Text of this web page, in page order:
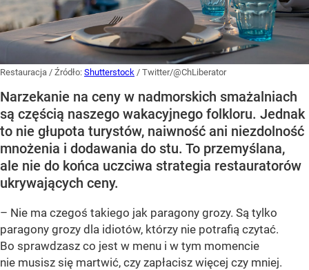
Restauracja / Źródło: Shutterstock / Twitter/@ChLiberator
Narzekanie na ceny w nadmorskich smażalniach
są częścią naszego wakacyjnego folkloru. Jednak
to nie głupota turystów, naiwność ani niezdolność
mnożenia i dodawania do stu. To przemyślana,
ale nie do końca uczciwa strategia restauratorów
ukrywających ceny.
– Nie ma czegoś takiego jak paragony grozy. Są tylko
paragony grozy dla idiotów, którzy nie potrafią czytać.
Bo sprawdzasz co jest w menu i w tym momencie
nie musisz się martwić, czy zapłacisz więcej czy mniej.